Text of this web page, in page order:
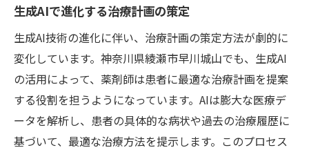
生成AIで進化する治療計画の策定
生成AI技術の進化に伴い、治療計画の策定方法が劇的に
変化しています。神奈川県綾瀬市早川城山でも、生成AI
の活用によって、薬剤師は患者に最適な治療計画を提案
する役割を担うようになっています。AIは膨大な医療デ
ータを解析し、患者の具体的な病状や過去の治療履歴に
基づいて、最適な治療方法を提示します。このプロセス